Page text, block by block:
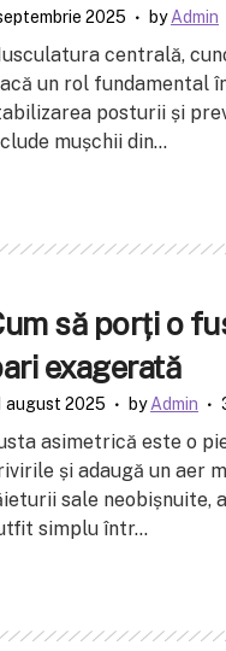
2025 byAdmin
centrală,
un rol fundamental
posturii și
mușchii din...
să porți o
exagerată
august 2025 byAdmin
asimetrică este o
și adaugă un aer
sale neobișnuite,
simplu într...